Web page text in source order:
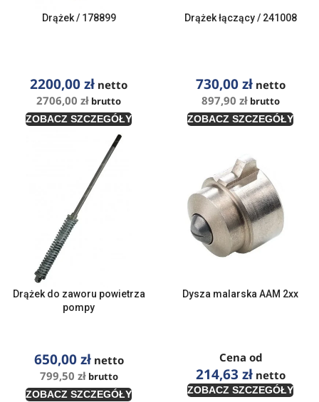
Drążek / 178899
2200,00zł netto
2706,00 zł brutto
ZOBACZ SZCZEGÓŁY
Drążek łączący / 241008
730,00złnetto
897,90 złbrutto
ZOBACZ SZCZEGÓŁY
Drążek do zaworu powietrza
pompy
650,00złnetto
799,50 złbrutto
ZOBACZ SZCZEGÓŁY
Dysza malarska AAM 2xx
Cena od
214,63 złnetto
ZOBACZ SZCZEGÓŁY